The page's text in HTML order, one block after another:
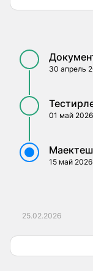
30 апрель
01 май 2026
15 май 2026
25.02.2026